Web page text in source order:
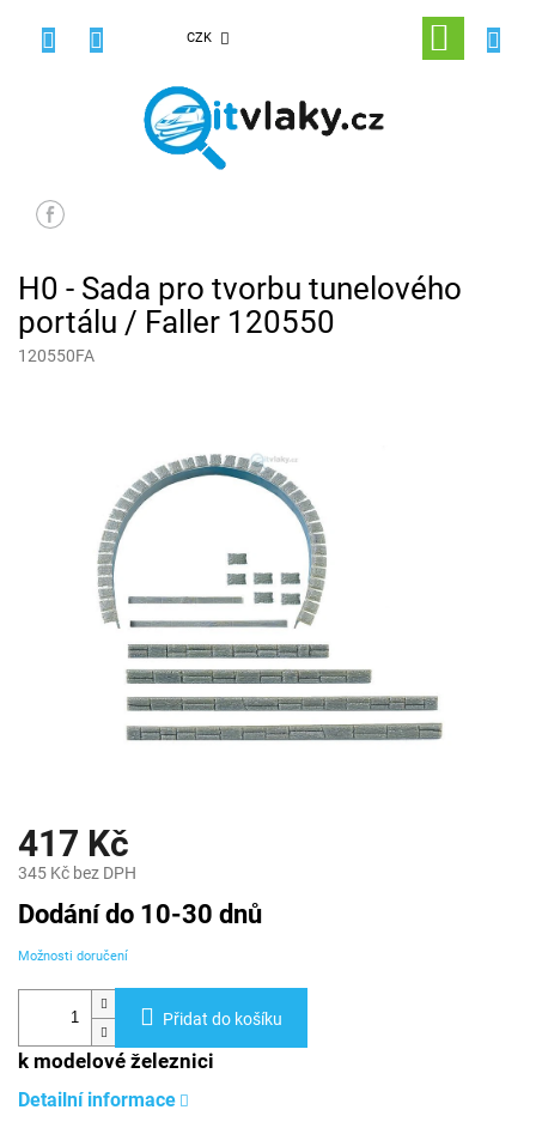
CZK
NÁKUPNÍ
KOŠÍK
H0 - Sada pro tvorbu tunelového
portálu / Faller 120550
120550FA
417 Kč
345 Kč bez DPH
Měrná
cena:
Dodání do 10-30 dnů
Možnosti doručení
Přidat do košíku
k modelové železnici
Detailní informace